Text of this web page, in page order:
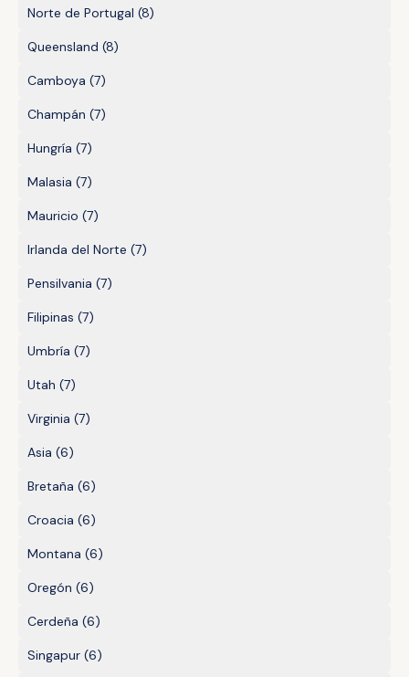
Norte de Portugal (8)
Queensland (8)
Camboya (7)
Champán (7)
Hungría (7)
Malasia (7)
Mauricio (7)
Irlanda del Norte (7)
Pensilvania (7)
Filipinas (7)
Umbría (7)
Utah (7)
Virginia (7)
Asia (6)
Bretaña (6)
Croacia (6)
Montana (6)
Oregón (6)
Cerdeña (6)
Singapur (6)